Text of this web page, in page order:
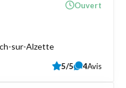
sur-Alzette
Ouvert
5/5 4Avis